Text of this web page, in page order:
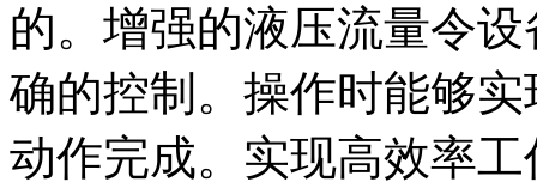
的。增强的液压流量令
确的控制。操作时能够
动作完成。实现高效率